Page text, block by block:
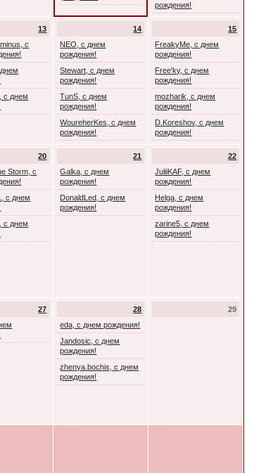
рождения!
13
с
с днем
14
NEO, с днем
рождения!
Stewart, с днем
рождения!
TunS, с днем
рождения!
WoureherKes, с днем
рождения!
15
FreakyMe, с днем
рождения!
Free'ky, с днем
рождения!
mozharik, с днем
рождения!
D.Koreshov, с днем
рождения!
20
Storm, с
с днем
с днем
21
Galka, с днем
рождения!
DonaldLed, с днем
рождения!
22
JuliiKAF, с днем
рождения!
Helga, с днем
рождения!
zarine5, с днем
рождения!
27
28
eda, с днем рождения!
Jandosic, с днем
рождения!
zhenya.bochis, с днем
рождения!
29